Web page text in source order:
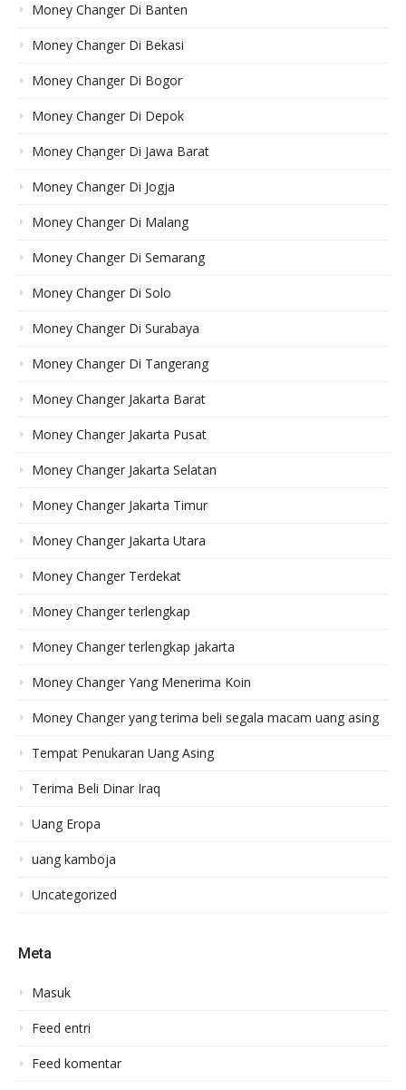
Money Changer Di Banten
Money Changer Di Bekasi
Money Changer Di Bogor
Money Changer Di Depok
Money Changer Di Jawa Barat
Money Changer Di Jogja
Money Changer Di Malang
Money Changer Di Semarang
Money Changer Di Solo
Money Changer Di Surabaya
Money Changer Di Tangerang
Money Changer Jakarta Barat
Money Changer Jakarta Pusat
Money Changer Jakarta Selatan
Money Changer Jakarta Timur
Money Changer Jakarta Utara
Money Changer Terdekat
Money Changer terlengkap
Money Changer terlengkap jakarta
Money Changer Yang Menerima Koin
Money Changer yang terima beli segala macam uang asing
Tempat Penukaran Uang Asing
Terima Beli Dinar Iraq
Uang Eropa
uang kamboja
Uncategorized
Meta
Masuk
Feed entri
Feed komentar